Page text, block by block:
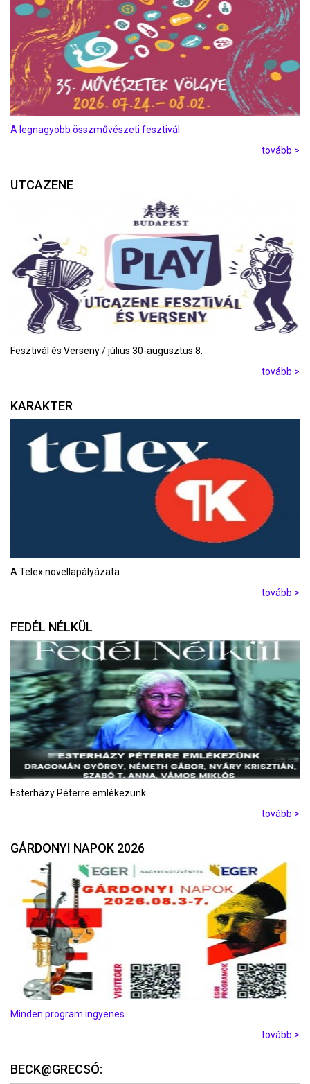
A legnagyobb összművészeti fesztivál
tovább >
UTCAZENE
Fesztivál és Verseny / július 30-augusztus 8.
tovább >
KARAKTER
A Telex novellapályázata
tovább >
FEDÉL NÉLKÜL
Esterházy Péterre emlékezünk
tovább >
GÁRDONYI NAPOK 2026
Minden program ingyenes
tovább >
BECK@GRECSÓ: